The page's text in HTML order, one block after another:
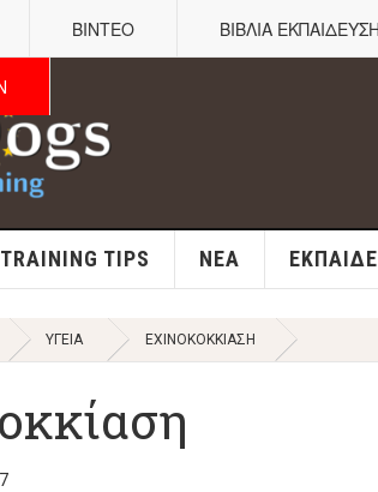
ΒΙΝΤΕΟ ΒΙΒΛΙΑ
TRAINING TIPS ΝΈΑ
ΥΓΕΊΑ ΕΧΙΝΟΚΟΚΚΊΑΣΗ